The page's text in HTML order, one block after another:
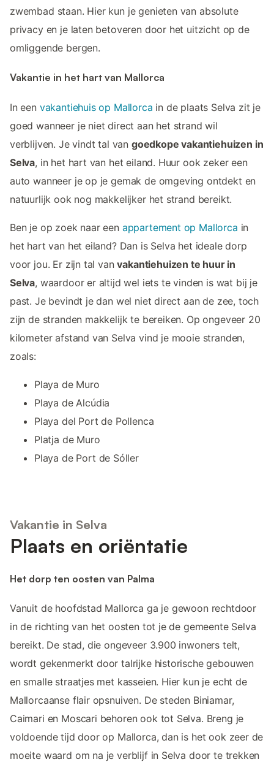
zwembad staan. Hier kun je genieten van absolute
privacy en je laten betoveren door het uitzicht op de
omliggende bergen.
Vakantie in het hart van Mallorca
In een vakantiehuis op Mallorca in de plaats Selva zit je
goed wanneer je niet direct aan het strand wil
verblijven. Je vindt tal van goedkope vakantiehuizen in
Selva, in het hart van het eiland. Huur ook zeker een
auto wanneer je op je gemak de omgeving ontdekt en
natuurlijk ook nog makkelijker het strand bereikt.
Ben je op zoek naar een appartement op Mallorca in
het hart van het eiland? Dan is Selva het ideale dorp
voor jou. Er zijn tal vanvakantiehuizen te huur in
Selva, waardoor er altijd wel iets te vinden is wat bij je
past. Je bevindt je dan wel niet direct aan de zee, toch
zijn de stranden makkelijk te bereiken. Op ongeveer 20
kilometer afstand van Selva vind je mooie stranden,
zoals:
Playa de Muro
Playa de Alcúdia
Playa del Port de Pollenca
Platja de Muro
Playa de Port de Sóller
Vakantie in Selva
Plaats en oriëntatie
Het dorp ten oosten van Palma
Vanuit de hoofdstad Mallorca ga je gewoon rechtdoor
in de richting van het oosten tot je de gemeente Selva
bereikt. De stad, die ongeveer 3.900 inwoners telt,
wordt gekenmerkt door talrijke historische gebouwen
en smalle straatjes met kasseien. Hier kun je echt de
Mallorcaanse flair opsnuiven. De steden Biniamar,
Caimari en Moscari behoren ook tot Selva. Breng je
voldoende tijd door op Mallorca, dan is het ook zeer de
moeite waard om na je verblijf in Selva door te trekken